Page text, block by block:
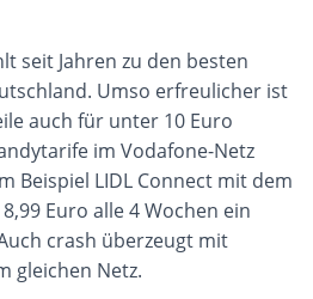
seit Jahren zu den besten
Umso erfreulicher ist
auch für unter 10 Euro
im Vodafone-Netz
Beispiel LIDL Connect mit dem
Euro alle 4 Wochen ein
crash überzeugt mit
gleichen Netz.